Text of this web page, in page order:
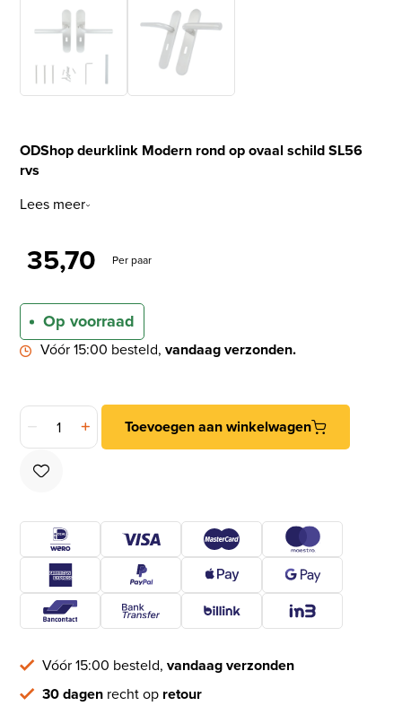
ODShop deurklink Modern rond op ovaal schild SL56
rvs
Lees meer
35,70 Per paar
Op voorraad
Vóór 15:00 besteld,vandaag verzonden.
ODShop deurklink Modern rond op ovaal schild SL56 rvs
Toevoegen aan winkelwagen
Vóór 15:00 besteld,vandaag verzonden
30 dagen recht op retour